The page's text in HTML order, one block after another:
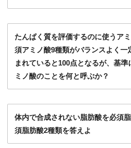
たんぱく質を評価するのに使うア
須アミノ酸9種類がバランスよく一
まれていると100点となるが、基
ミノ酸のことを何と呼ぶか？
体内で合成されない脂肪酸を必須
須脂肪酸2種類を答えよ